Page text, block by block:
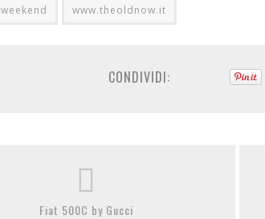
weekend www.theoldnow.it
CONDIVIDI:
Fiat 500C by Gucci